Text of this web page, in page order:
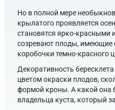
Но в полной мере
крылатого проявляется
становятся ярко-красными
созревают плоды, имеющие
коробочки темно-красного
Декоративность
цветом окраски плодов,
формой кроны. А какой она
владельца куста, который